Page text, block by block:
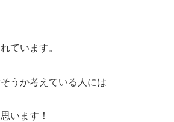
ています。
うか考えている人には
います！